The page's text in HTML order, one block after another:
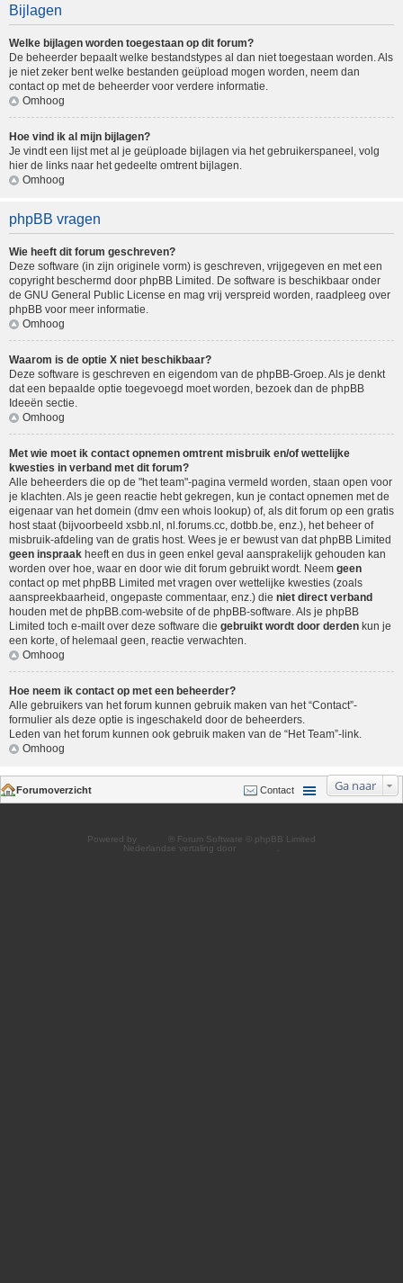
Bijlagen
Welke bijlagen worden toegestaan op dit forum?
De beheerder bepaalt welke bestandstypes al dan niet toegestaan worden. Als
je niet zeker bent welke bestanden geüpload mogen worden, neem dan
contact op met de beheerder voor verdere informatie.
Omhoog
Hoe vind ik al mijn bijlagen?
Je vindt een lijst met al je geüploade bijlagen via het gebruikerspaneel, volg
hier de links naar het gedeelte omtrent bijlagen.
Omhoog
phpBB vragen
Wie heeft dit forum geschreven?
Deze software (in zijn originele vorm) is geschreven, vrijgegeven en met een
copyright beschermd door phpBB Limited . De software is beschikbaar onder
de GNU General Public License en mag vrij verspreid worden, raadpleeg over
phpBB voor meer informatie.
Omhoog
Waarom is de optie X niet beschikbaar?
Deze software is geschreven en eigendom van de phpBB-Groep. Als je denkt
dat een bepaalde optie toegevoegd moet worden, bezoek dan de phpBB
Ideeën sectie.
Omhoog
Met wie moet ik contact opnemen omtrent misbruik en/of wettelijke
kwesties in verband met dit forum?
Alle beheerders die op de "het team"-pagina vermeld worden, staan open voor
je klachten. Als je geen reactie hebt gekregen, kun je contact opnemen met de
eigenaar van het domein (dmv een whois lookup) of, als dit forum op een gratis
host staat (bijvoorbeeld xsbb.nl, nl.forums.cc, dotbb.be, enz.), het beheer of
misbruik-afdeling van de gratis host. Wees je er bewust van dat phpBB Limited
geen inspraak heeft en dus in geen enkel geval aansprakelijk gehouden kan
worden over hoe, waar en door wie dit forum gebruikt wordt. Neem geen
contact op met phpBB Limited met vragen over wettelijke kwesties (zoals
aanspreekbaarheid, ongepaste commentaar, enz.) die niet direct verband
houden met de phpBB.com-website of de phpBB-software. Als je phpBB
Limited toch e-mailt over deze software die gebruikt wordt door derden kun je
een korte, of helemaal geen, reactie verwachten.
Omhoog
Hoe neem ik contact op met een beheerder?
Alle gebruikers van het forum kunnen gebruik maken van het “Contact”-
formulier als deze optie is ingeschakeld door de beheerders.
Leden van het forum kunnen ook gebruik maken van de “Het Team”-link.
Omhoog
Ga naar
Forumoverzicht Contact
Powered by
® Forum Software © phpBB Limited
Nederlandse vertaling door
.